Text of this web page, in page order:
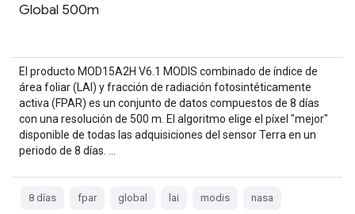
Global 500m
El producto MOD15A2H V6.1 MODIS combinado de índice de
área foliar (LAI) y fracción de radiación fotosintéticamente
activa (FPAR) es un conjunto de datos compuestos de 8 días
con una resolución de 500 m. El algoritmo elige el píxel "mejor"
disponible de todas las adquisiciones del sensor Terra en un
periodo de 8 días. …
8 días fpar global lai modis nasa